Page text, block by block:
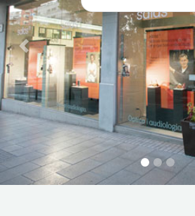
Previous